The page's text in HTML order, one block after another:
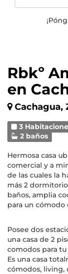
Rbkº
en
Cachagua,
3
2 baños
Hermosa casa
comercial y a
de las cuales la
más 2
baños, amplia
para un cómodo
Posee dos
una casa de 2
comodos para tu
Es una casa
cómodos, living,